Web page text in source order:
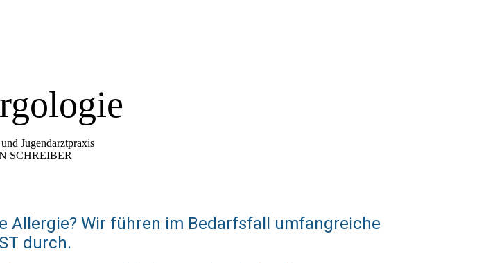
Jugendarztpraxis
SCHREIBER
Allergie? Wir führen im Bedarfsfall umfangreiche
durch.